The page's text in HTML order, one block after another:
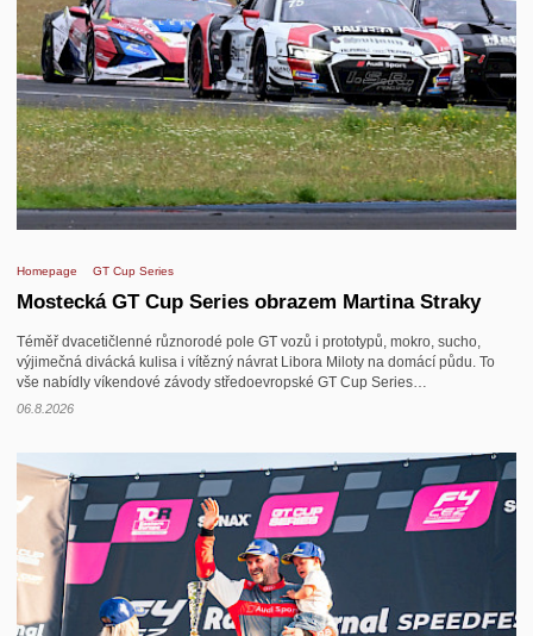
Homepage GT Cup Series
Mostecká GT Cup Series obrazem Martina Straky
Téměř dvacetičlenné různorodé pole GT vozů i prototypů, mokro, sucho,
výjimečná divácká kulisa i vítězný návrat Libora Miloty na domácí půdu. To
vše nabídly víkendové závody středoevropské GT Cup Series…
06.8.2026